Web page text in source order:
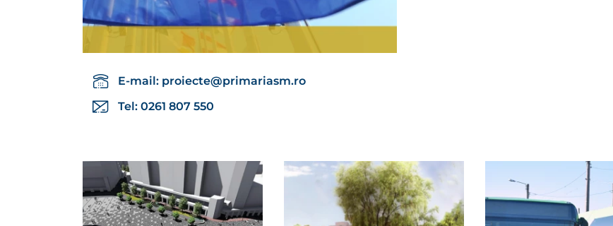
E-mail: proiecte@primariasm.ro
Tel: 0261 807 550